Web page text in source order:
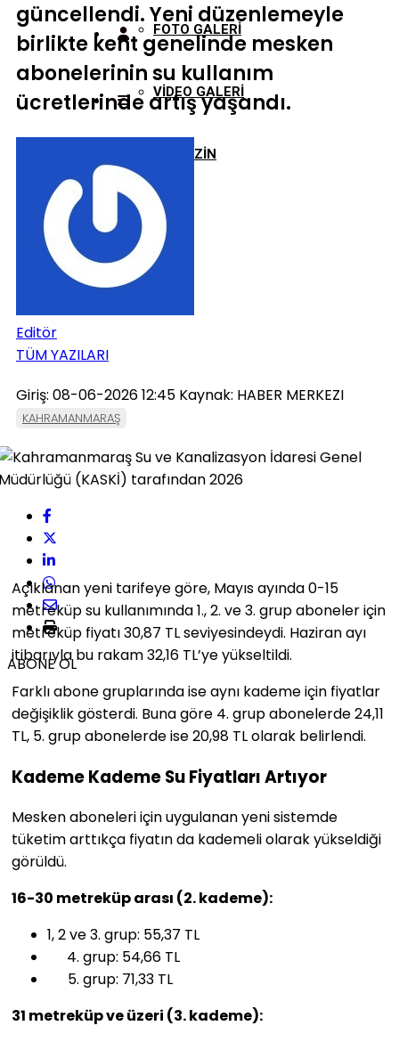
FOTO GALERİ
VİDEO GALERİ
MAGAZİN
güncellendi. Yeni düzenlemeyle
birlikte kent genelinde mesken
abonelerinin su kullanım
ücretlerinde artış yaşandı.
Editör
TÜM YAZILARI
Giriş: 08-06-2026 12:45 Kaynak: HABER MERKEZI
KAHRAMANMARAŞ
ABONE OL
Açıklanan yeni tarifeye göre, Mayıs ayında 0-15
metreküp su kullanımında 1., 2. ve 3. grup aboneler için
metreküp fiyatı 30,87 TL seviyesindeydi. Haziran ayı
itibarıyla bu rakam 32,16 TL’ye yükseltildi.
Farklı abone gruplarında ise aynı kademe için fiyatlar
değişiklik gösterdi. Buna göre 4. grup abonelerde 24,11
TL, 5. grup abonelerde ise 20,98 TL olarak belirlendi.
Kademe Kademe Su Fiyatları Artıyor
Mesken aboneleri için uygulanan yeni sistemde
tüketim arttıkça fiyatın da kademeli olarak yükseldiği
görüldü.
16-30 metreküp arası (2. kademe):
1, 2 ve 3. grup: 55,37 TL
grup: 54,66 TL
grup: 71,33 TL
31 metreküp ve üzeri (3. kademe):